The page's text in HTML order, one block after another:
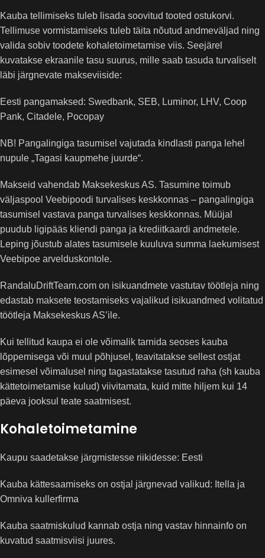
Kauba tellimiseks tuleb lisada soovitud tooted ostukorvi.
Tellimuse vormistamiseks tuleb täita nõutud andmeväljad ning
valida sobiv toodete kohaletoimetamise viis. Seejärel
kuvatakse ekraanile tasu suurus, mille saab tasuda turvaliselt
läbi järgnevate makseviiside:
Eesti pangamaksed: Swedbank, SEB, Luminor, LHV, Coop
Pank, Citadele, Pocopay
NB! Pangalingiga tasumisel vajutada kindlasti panga lehel
nupule „Tagasi kaupmehe juurde“.
Makseid vahendab Maksekeskus AS. Tasumine toimub
väljaspool Veebipoodi turvalises keskkonnas – pangalingiga
tasumisel vastava panga turvalises keskkonnas. Müüjal
puudub ligipääs kliendi panga ja krediitkaardi andmetele.
Leping jõustub alates tasumisele kuuluva summa laekumisest
Veebipoe arvelduskontole.
RandaluDriftTeam.com on isikuandmete vastutav töötleja ning
edastab maksete teostamiseks vajalikud isikuandmed volitatud
töötleja Maksekeskus AS’ile.
Kui tellitud kaupa ei ole võimalik tarnida seoses kauba
lõppemisega või muul põhjusel, teavitatakse sellest ostjat
esimesel võimalusel ning tagastatakse tasutud raha (sh kauba
kättetoimetamise kulud) viivitamata, kuid mitte hiljem kui 14
päeva jooksul teate saatmisest.
Kohaletoimetamine
Kaupu saadetakse järgmistesse riikidesse: Eesti
Kauba kättesaamiseks on ostjal järgnevad valikud: Itella ja
Omniva kullerfirma
Kauba saatmiskulud kannab ostja ning vastav hinnainfo on
kuvatud saatmisviisi juures.